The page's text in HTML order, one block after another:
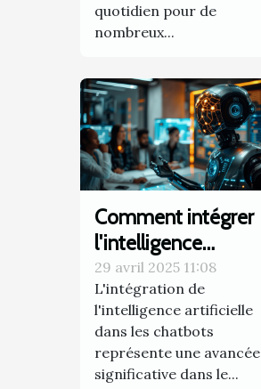
quotidien pour de
nombreux...
Comment intégrer
l'intelligence
artificielle dans un
chatbot pour
améliorer
l'interaction client
29 avril 2025 11:08
L'intégration de
l'intelligence artificielle
dans les chatbots
représente une avancée
significative dans le...